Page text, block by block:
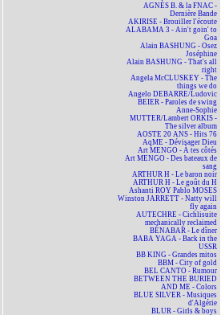
AGNÈS B. & la FNAC -
Dernière Bande
AKIRISE - Brouiller l'écoute
ALABAMA 3 - Ain't goin' to
Goa
Alain BASHUNG - Osez
Joséphine
Alain BASHUNG - That's all
right
Angela McCLUSKEY - The
things we do
Angelo DEBARRE/Ludovic
BEIER - Paroles de swing
Anne-Sophie
MUTTER/Lambert ORKIS -
The silver album
AOSTE 20 ANS - Hits 76
AqME - Dévisager Dieu
Art MENGO - À tes côtés
Art MENGO - Des bateaux de
sang
ARTHUR H - Le baron noir
ARTHUR H - Le goût du H
Ashanti ROY Pablo MOSES
Winston JARRETT - Natty will
fly again
AUTECHRE - Cichlisuite
mechanically reclaimed
BÉNABAR - Le dîner
BABA YAGA - Back in the
USSR
BB KING - Grandes mitos
BBM - City of gold
BEL CANTO - Rumour
BETWEEN THE BURIED
AND ME - Colors
BLUE SILVER - Musiques
d'Algérie
BLUR - Girls & boys